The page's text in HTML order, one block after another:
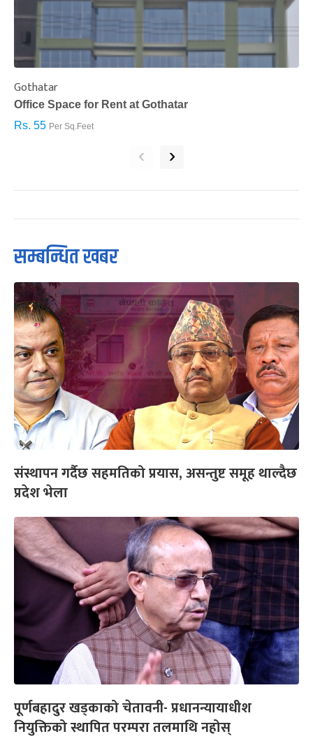
Gothatar
Office Space for Rent at Gothatar
Rs. 55 Per Sq.Feet
‹ ›
सम्बन्धित खबर
संस्थापन गर्दैछ सहमतिको प्रयास, असन्तुष्ट समूह थाल्दैछ
प्रदेश भेला
पूर्णबहादुर खड्काको चेतावनी- प्रधानन्यायाधीश
नियुक्तिको स्थापित परम्परा तलमाथि नहोस्